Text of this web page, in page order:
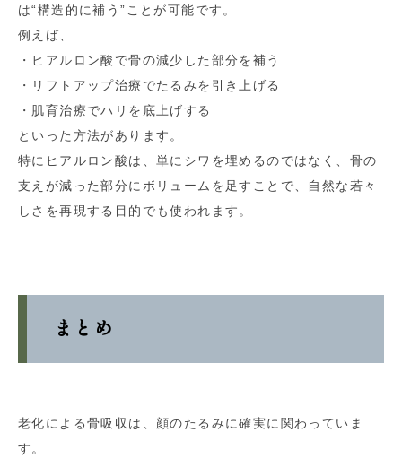
は“構造的に補う”ことが可能です。
例えば、
・ヒアルロン酸で骨の減少した部分を補う
・リフトアップ治療でたるみを引き上げる
・肌育治療でハリを底上げする
といった方法があります。
特にヒアルロン酸は、単にシワを埋めるのではなく、骨の
支えが減った部分にボリュームを足すことで、自然な若々
しさを再現する目的でも使われます。
まとめ
老化による骨吸収は、顔のたるみに確実に関わっていま
す。